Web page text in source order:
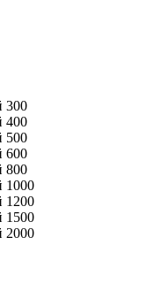
300
400
500
600
800
1000
1200
1500
2000